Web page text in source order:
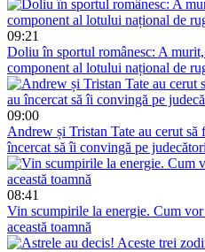
09:21
Doliu în sportul românesc: A
component al lotului național de
09:00
Andrew și Tristan Tate au cerut
încercat să îi convingă pe
08:41
Vin scumpirile la energie. Cum
această toamnă